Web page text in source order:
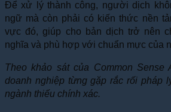
Để xử lý thành công, người dịch
ngữ mà còn phải có kiến thức nền
vực đó, giúp cho bản dịch trở nên
nghĩa và phù hợp với chuẩn mực của
Theo khảo sát của Common Sense
doanh nghiệp từng gặp rắc rối pháp
ngành thiếu chính xác.